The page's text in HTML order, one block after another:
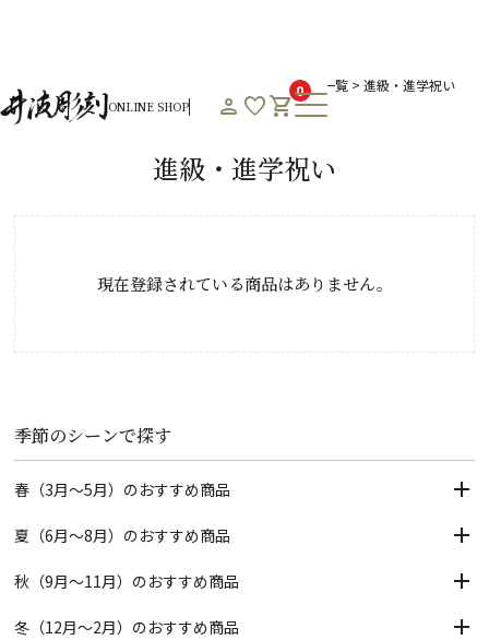
ONLINE SHOP person favoriteshopping_cart
0
HOME 春のおすすめ商品一覧 進級・進学祝い
進級・進学祝い
現在登録されている商品はありません。
季節のシーンで探す
春（3月～5月）のおすすめ商品
夏（6月～8月）のおすすめ商品
秋（9月～11月）のおすすめ商品
冬（12月～2月）のおすすめ商品